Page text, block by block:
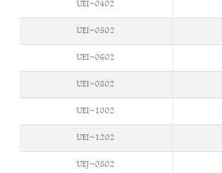
UEI~0402
UEI~0502
UEI~0602
UEI~0802
UEI~1002
UEI~1202
UEJ~0802